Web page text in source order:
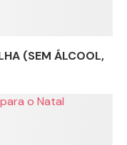
(SEM ÁLCOOL,